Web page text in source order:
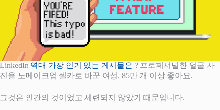
LinkedIn 역대 가장 인기 있는 게시물은 ? 프로페셔널한 얼굴 사
진을 노메이크업 셀카로 바꾼 여성. 85만 개 이상 좋아요.
그것은 인간의 것이었고 세련되지 않았기 때문입니다.